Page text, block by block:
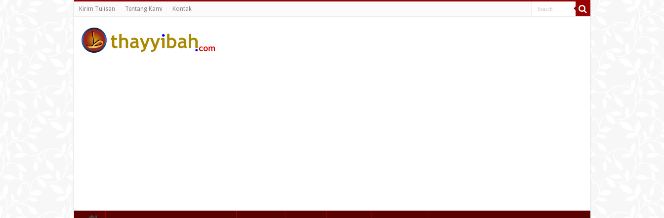
Kirim Tulisan Tentang Kami Kontak